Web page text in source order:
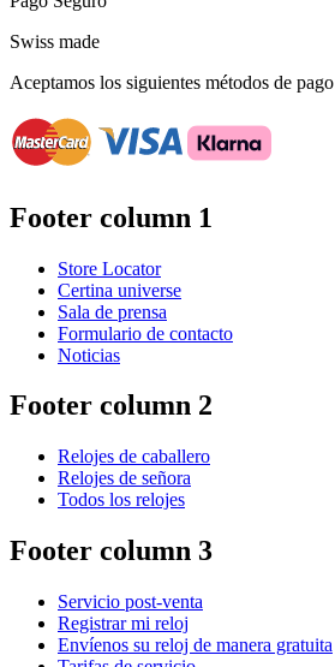
Swiss made
Aceptamos los siguientes métodos de pago
Footer column 1
Store Locator
Certina universe
Sala de prensa
Formulario de contacto
Noticias
Footer column 2
Relojes de caballero
Relojes de señora
Todos los relojes
Footer column 3
Servicio post-venta
Registrar mi reloj
Envíenos su reloj de manera gratuita